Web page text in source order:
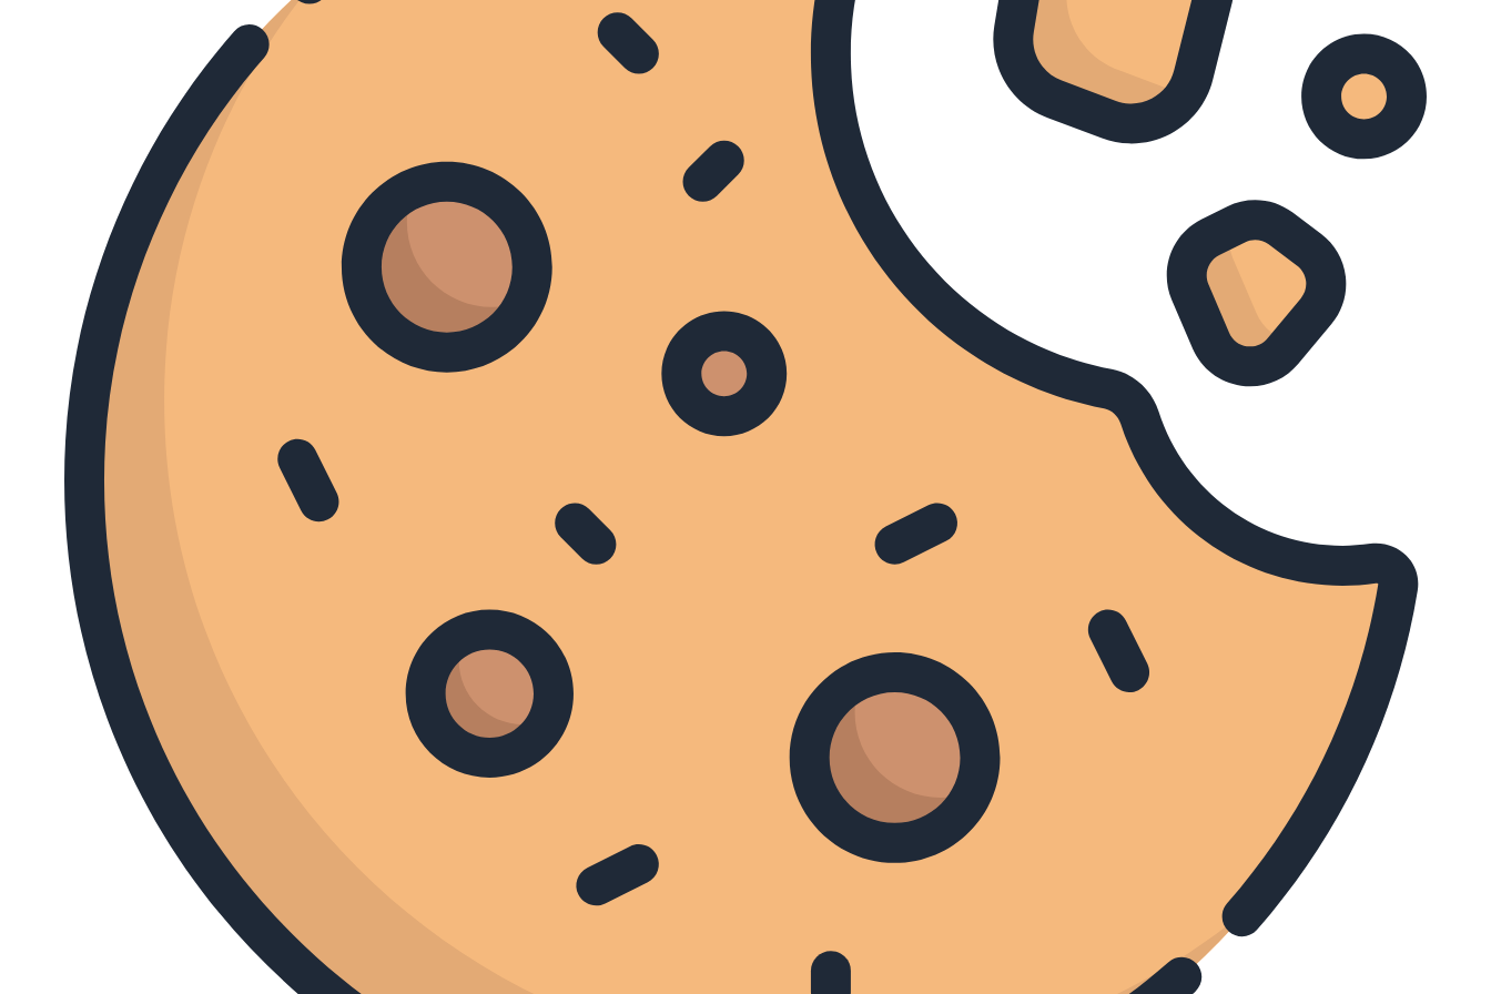
Fred Van Leer: Alles Uit De
Kast
Louisa & Rowan: Eerste Hulp
90 Day Fiancé: Before The 90
Days
90 Day Fiancé: The Other
Way
Welcome to Plathville 1000-lb Sisters